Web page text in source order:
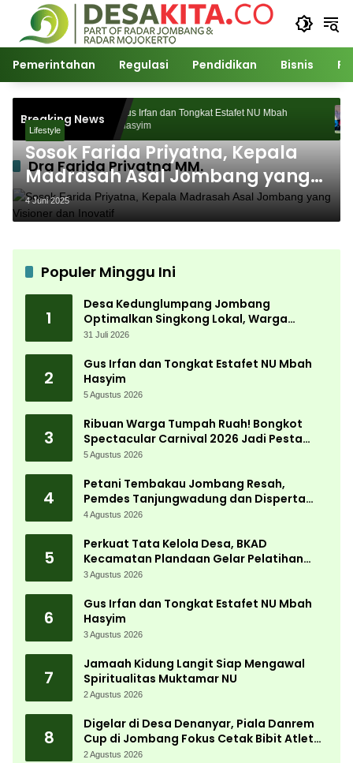
Langsung
konten
Pemerintahan Regulasi Pendidikan Bisnis
Breaking News
Digelar,
Gus Irfan dan Tongkat Estafet NU Mbah
Hasyim
Dra Farida Priyatna MM.
Lifestyle
Sosok Farida Priyatna, Kepala
Madrasah Asal Jombang yang
Visioner dan Inovatif
4 Juni 2025
Populer Minggu Ini
1
Desa Kedunglumpang Jombang
Optimalkan Singkong Lokal, Warga
Diajari Produksi Tepung Mocaf
31 Juli 2026
2
Gus Irfan dan Tongkat Estafet NU Mbah
Hasyim
5 Agustus 2026
3
Ribuan Warga Tumpah Ruah! Bongkot
Spectacular Carnival 2026 Jadi Pesta
Kemerdekaan Terbesar di Peterongan
5 Agustus 2026
4
Petani Tembakau Jombang Resah,
Pemdes Tanjungwadung dan Disperta
Bergerak Cepat
4 Agustus 2026
5
Perkuat Tata Kelola Desa, BKAD
Kecamatan Plandaan Gelar Pelatihan
Aparatur Pemdes
3 Agustus 2026
6
Gus Irfan dan Tongkat Estafet NU Mbah
Hasyim
3 Agustus 2026
7
Jamaah Kidung Langit Siap Mengawal
Spiritualitas Muktamar NU
2 Agustus 2026
8
Digelar di Desa Denanyar, Piala Danrem
Cup di Jombang Fokus Cetak Bibit Atlet
Menembak Berprestasi
2 Agustus 2026